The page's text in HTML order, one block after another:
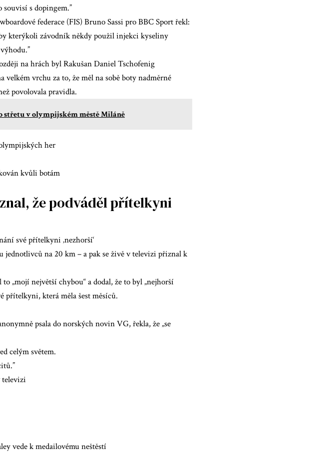
s dopingem.”
federace (FIS) Bruno Sassi pro BBC Sport řekl:
kterýkoli závodník někdy použil injekci kyseliny
na hrách byl Rakušan Daniel Tschofenig
vrchu za to, že měl na sobě boty nadměrné
povolovala pravidla.
v olympijském městě Miláně
her
kvůli botám
že podváděl přítelkyni
své přítelkyni ‚nezhorší‘
na 20 km – a pak se živě v televizi přiznal k
„mojí největší chybou“ a dodal, že to byl „nejhorší
přítelkyni, která měla šest měsíců.
psala do norských novin VG, řekla, že „se
celým světem.
televizi
vede k medailovému neštěstí